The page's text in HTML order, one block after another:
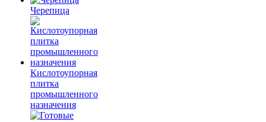
Черепица
Кислотоупорная
плитка
промышленного
назначения